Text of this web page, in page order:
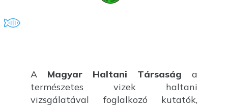
A Magyar Haltani Társaság a
természetes vizek haltani
vizsgálatával foglalkozó kutatók,